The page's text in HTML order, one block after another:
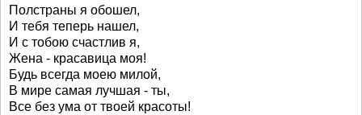
Полстраны я обошел,
И тебя теперь нашел,
И с тобою счастлив я,
Жена - красавица моя!
Будь всегда моею милой,
В мире самая лучшая - ты,
Все без ума от твоей красоты!